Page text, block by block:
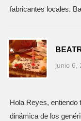
fabricantes locales.
junio 6,
Hola Reyes, entiendo
dinámica de los